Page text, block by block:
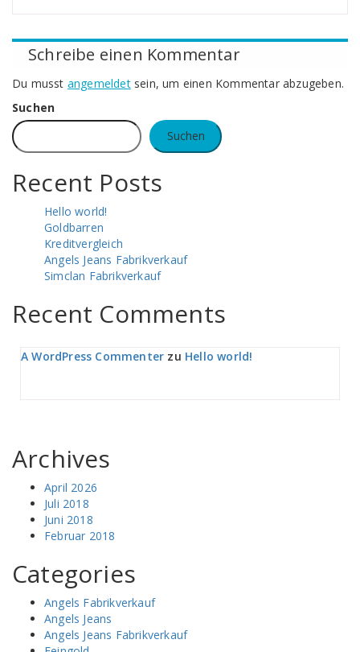
Schreibe einen Kommentar
Du musst angemeldetsein, um einen Kommentar abzugeben.
Suchen
Suchen
Recent Posts
Hello world!
Goldbarren
Kreditvergleich
Angels Jeans Fabrikverkauf
Simclan Fabrikverkauf
Recent Comments
A WordPress Commenter zu Hello world!
Archives
April 2026
Juli 2018
Juni 2018
Februar 2018
Categories
Angels Fabrikverkauf
Angels Jeans
Angels Jeans Fabrikverkauf